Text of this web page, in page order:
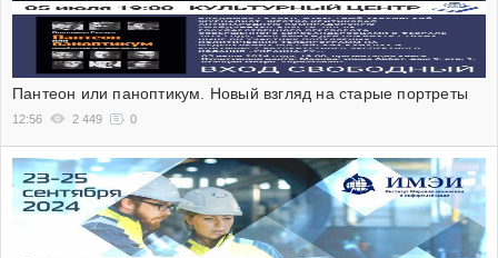
Пантеон или паноптикум. Новый взгляд на старые портреты
12:56 2 449 0